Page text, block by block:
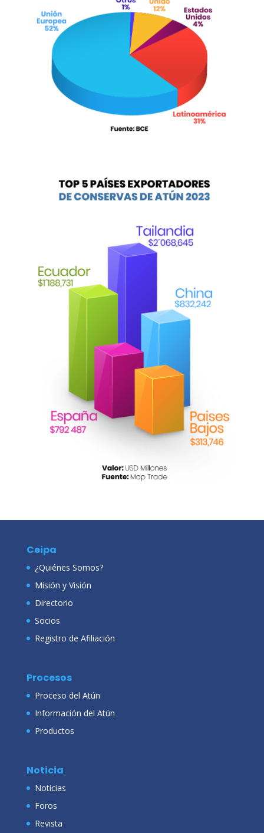
Ceipa
¿Quiénes Somos?
Misión y Visión
Directorio
Socios
Registro de Afiliación
Procesos
Proceso del Atún
Información del Atún
Productos
Noticia
Noticias
Foros
Revista